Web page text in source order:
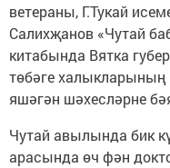
ветераны, Г.Тукай
Салихҗанов «Чутай
китабында Вятка
төбәге халыкларының
яшәгән шәхесләрне
Чутай авылында бик
арасында өч фән